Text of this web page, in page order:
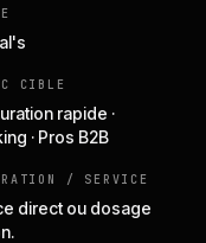
CIBLE
rapide ·
· Pros B2B
/ SERVICE
direct ou dosage